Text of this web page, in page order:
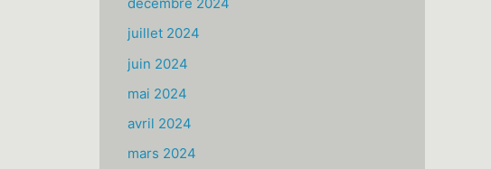
juillet 2024
juin 2024
mai 2024
avril 2024
mars 2024